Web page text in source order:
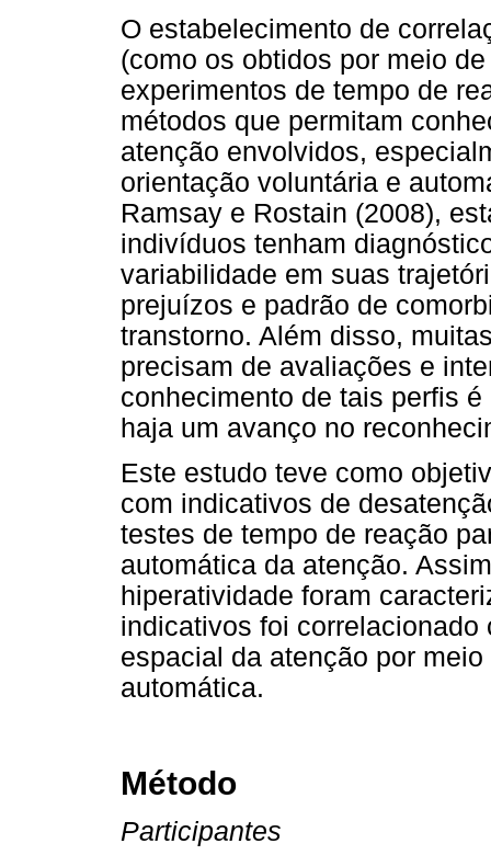
O estabelecimento de
(como os obtidos por meio
experimentos de tempo de
métodos que permitam
atenção envolvidos,
orientação voluntária e
Ramsay e Rostain (2008),
indivíduos tenham
variabilidade em suas
prejuízos e padrão de
transtorno. Além disso,
precisam de avaliações e
conhecimento de tais perfis
haja um avanço no
Este estudo teve como
com indicativos de
testes de tempo de reação
automática da atenção.
hiperatividade foram
indicativos foi
espacial da atenção por
automática.
Método
Participantes